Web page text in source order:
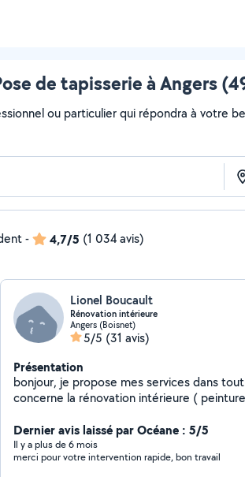
de tapisserie à Angers
ou particulier qui répondra à votre
- 4,7/5 (1 034 avis)
Lionel Boucault
Rénovation intérieure
Angers (Boisnet)
5/5 (31 avis)
Présentation
bonjour, je propose mes services dans
concerne la rénovation intérieure (
Dernier avis laissé par Océane : 5/5
Il y a plus de 6 mois
merci pour votre intervention rapide, bon travail